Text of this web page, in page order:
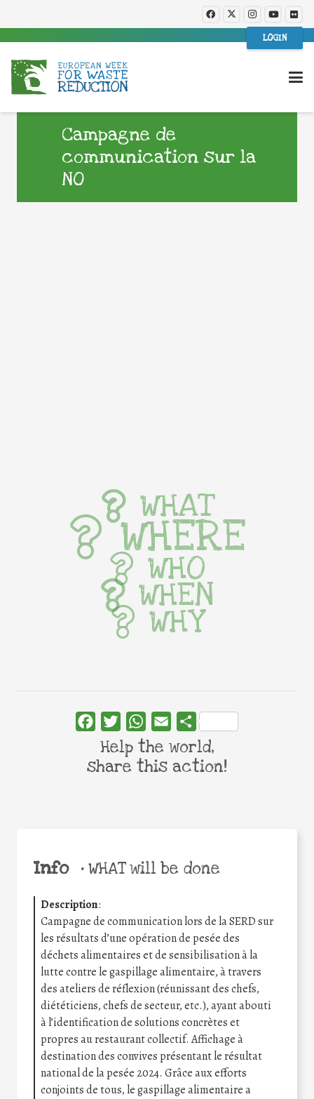
LOGIN
Campagne de
communication sur la
NO
Info •WHAT will be done
Description:
Campagne de communication lors de la SERD sur
les résultats d’une opération de pesée des
déchets alimentaires et de sensibilisation à la
lutte contre le gaspillage alimentaire, à travers
des ateliers de réflexion (réunissant des chefs,
diététiciens, chefs de secteur, etc.), ayant abouti
à l’identification de solutions concrètes et
propres au restaurant collectif. Affichage à
destination des convives présentant le résultat
national de la pesée 2024. Grâce aux efforts
conjoints de tous, le gaspillage alimentaire a
WHAT
WHERE
WHO
WHEN
WHY
FacebookTwitterWhatsApp
Email Share
Help the world,
share this action!